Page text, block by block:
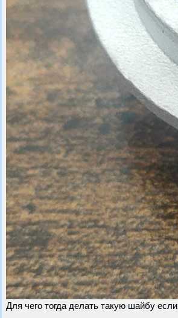
Для чего тогда делать такую шайбу